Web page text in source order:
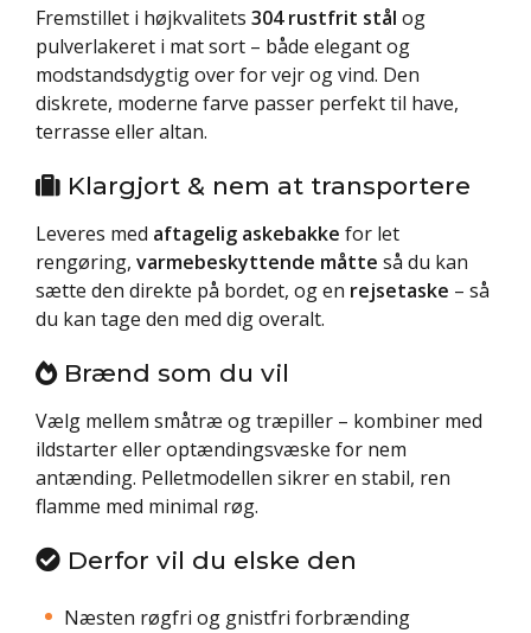
Fremstillet i højkvalitets 304 rustfrit stål og
pulverlakeret i mat sort – både elegant og
modstandsdygtig over for vejr og vind. Den
diskrete, moderne farve passer perfekt til have,
terrasse eller altan.
Klargjort & nem at transportere
Leveres med aftagelig askebakke for let
rengøring, varmebeskyttende måtte så du kan
sætte den direkte på bordet, og en rejsetaske – så
du kan tage den med dig overalt.
Brænd som du vil
Vælg mellem småtræ og træpiller – kombiner med
ildstarter eller optændingsvæske for nem
antænding. Pelletmodellen sikrer en stabil, ren
flamme med minimal røg.
Derfor vil du elske den
Næsten røgfri og gnistfri forbrænding